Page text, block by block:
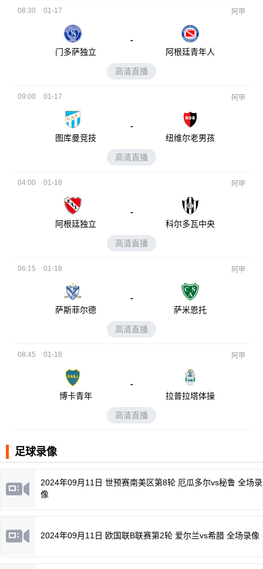
08:30 01-17 阿甲
门多萨独立
-
阿根廷青年人
高清直播
09:00 01-17 阿甲
图库曼竞技
-
纽维尔老男孩
高清直播
04:00 01-18 阿甲
阿根廷独立
-
科尔多瓦中央
高清直播
06:15 01-18 阿甲
萨斯菲尔德
-
萨米恩托
高清直播
08:45 01-18 阿甲
博卡青年
-
拉普拉塔体操
高清直播
足球录像
2024年09月11日 世预赛南美区第8轮 厄瓜多尔vs秘鲁 全场录
像
2024年09月11日 欧国联B联赛第2轮 爱尔兰vs希腊 全场录像